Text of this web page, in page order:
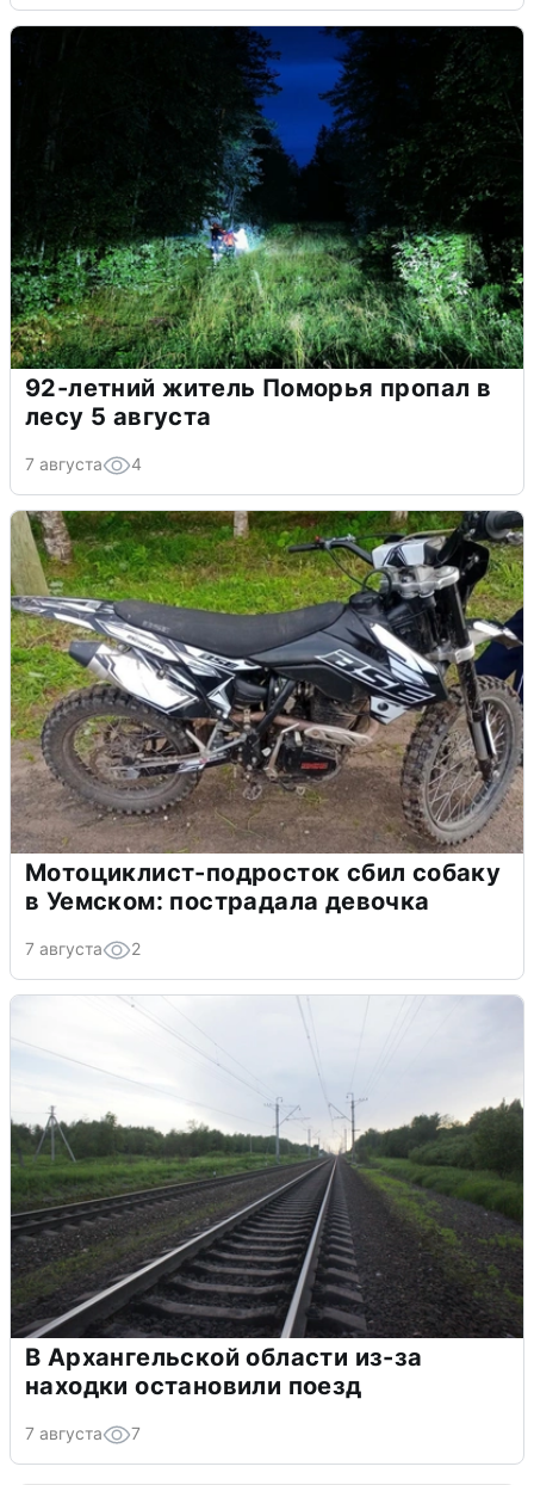
92-летний житель Поморья пропал в
лесу 5 августа
7 августа 4
Мотоциклист-подросток сбил собаку
в Уемском: пострадала девочка
7 августа 2
В Архангельской области из-за
находки остановили поезд
7 августа 7